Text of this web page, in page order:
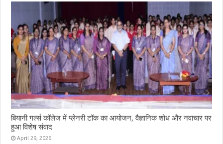
बियानी गर्ल्स कॉलेज में प्लेनरी टॉक का आयोजन, वैज्ञानिक शोध और नवाचार पर
हुआ विशेष संवाद
April 29, 2026